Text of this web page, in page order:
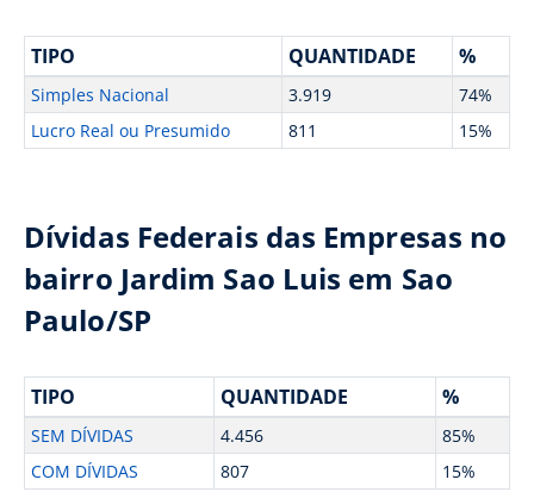
TIPO QUANTIDADE %
Simples Nacional 3.919
74%
Lucro Real ou Presumido
811 15%
Dívidas Federais das Empresas no
bairro Jardim Sao Luis em Sao
Paulo/SP
TIPO QUANTIDADE %
SEM DÍVIDAS 4.456
85%
COM DÍVIDAS
807 15%